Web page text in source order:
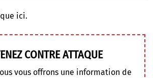
ici.
CONTRE ATTAQUE
vous offrons une information de